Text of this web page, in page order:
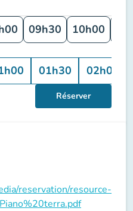
09h30 10h00
01h30 02h00
Réserver
reservation/resource-